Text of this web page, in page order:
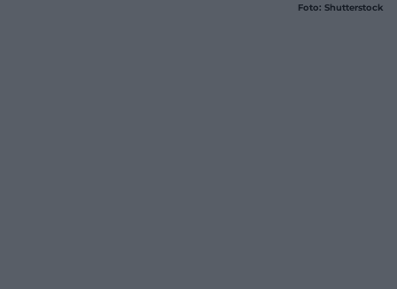
Foto: Shutterstock